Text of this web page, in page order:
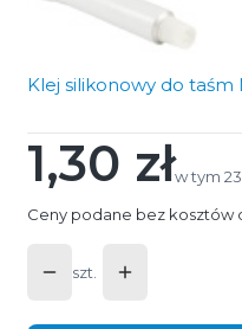
Klej silikonowy do taśm
Cena
1,30 złw tym
w tym
Ceny podane bez kosztów
szt.